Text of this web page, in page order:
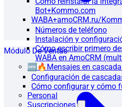
Bot+Kommo.com
WABA+amoCRM.ru/
Números de teléfono
Instalación y
Cómo escribir primero
WABA en AmoCRM
🆕🔥Mensajes en cascada
Configuración de
Cómo configurar y cómo
Personal
Suscripciones
Módulo De Ventas